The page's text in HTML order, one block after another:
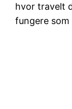
hvor travelt
fungere